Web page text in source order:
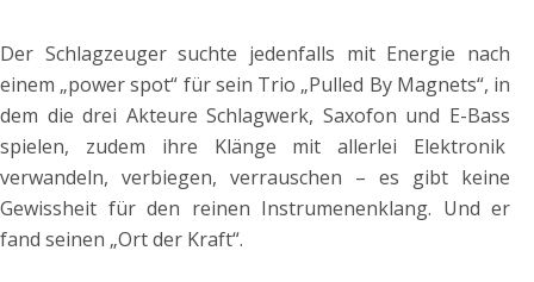
Der Schlagzeuger suchte jedenfalls mit Energie nach
einem „power spot“ für sein Trio „Pulled By Magnets“, in
dem die drei Akteure Schlagwerk, Saxofon und E-Bass
spielen, zudem ihre Klänge mit allerlei Elektronik
verwandeln, verbiegen, verrauschen – es gibt keine
Gewissheit für den reinen Instrumenenklang. Und er
fand seinen „Ort der Kraft“.